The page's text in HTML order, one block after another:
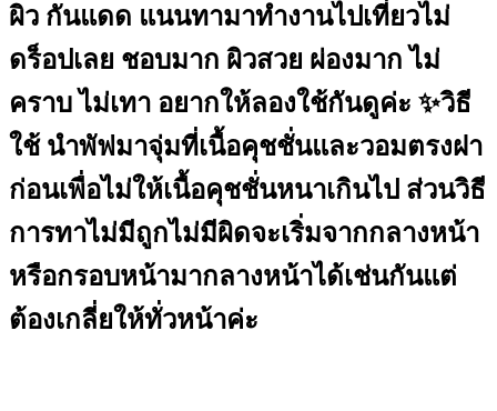
ผิว กันแดด แนนทามาทำงานไปเที่ยวไม่
ดร็อปเลย ชอบมาก ผิวสวย ผ่องมาก ไม่
คราบ ไม่เทา อยากให้ลองใช้กันดูค่ะ ✨วิธี
ใช้ นำพัฟมาจุ่มที่เนื้อคุชชั่นและวอมตรงฝา
ก่อนเพื่อไม่ให้เนื้อคุชชั่นหนาเกินไป ส่วนวิธี
การทาไม่มีถูกไม่มีผิดจะเริ่มจากกลางหน้า
หรือกรอบหน้ามากลางหน้าได้เช่นกันแต่
ต้องเกลี่ยให้ทั่วหน้าค่ะ